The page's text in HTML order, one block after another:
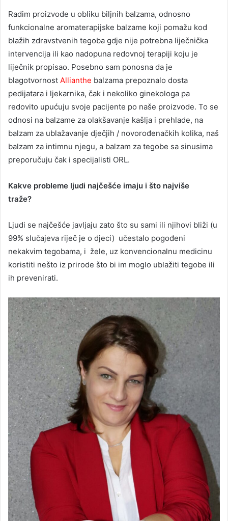
Radim proizvode u obliku biljnih balzama, odnosno
funkcionalne aromaterapijske balzame koji pomažu kod
blažih zdravstvenih tegoba gdje nije potrebna liječnička
intervencija ili kao nadopuna redovnoj terapiji koju je
liječnik propisao. Posebno sam ponosna da je
blagotvornost Allianthe balzama prepoznalo dosta
pedijatara i ljekarnika, čak i nekoliko ginekologa pa
redovito upućuju svoje pacijente po naše proizvode. To se
odnosi na balzame za olakšavanje kašlja i prehlade, na
balzam za ublažavanje dječjih / novorođenačkih kolika, naš
balzam za intimnu njegu, a balzam za tegobe sa sinusima
preporučuju čak i specijalisti ORL.
Kakve probleme ljudi najčešće imaju i što najviše
traže?
Ljudi se najčešće javljaju zato što su sami ili njihovi bliži (u
99% slučajeva riječ je o djeci) učestalo pogođeni
nekakvim tegobama, i žele, uz konvencionalnu medicinu
koristiti nešto iz prirode što bi im moglo ublažiti tegobe ili
ih prevenirati.